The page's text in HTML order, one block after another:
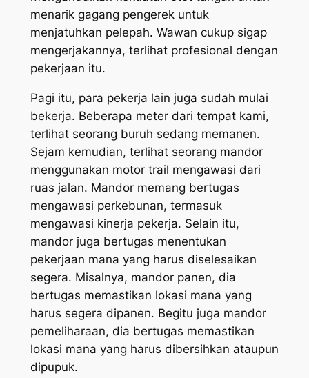
menarik gagang pengerek untuk
menjatuhkan pelepah. Wawan cukup sigap
mengerjakannya, terlihat profesional dengan
pekerjaan itu.
Pagi itu, para pekerja lain juga sudah mulai
bekerja. Beberapa meter dari tempat kami,
terlihat seorang buruh sedang memanen.
Sejam kemudian, terlihat seorang mandor
menggunakan motor trail mengawasi dari
ruas jalan. Mandor memang bertugas
mengawasi perkebunan, termasuk
mengawasi kinerja pekerja. Selain itu,
mandor juga bertugas menentukan
pekerjaan mana yang harus diselesaikan
segera. Misalnya, mandor panen, dia
bertugas memastikan lokasi mana yang
harus segera dipanen. Begitu juga mandor
pemeliharaan, dia bertugas memastikan
lokasi mana yang harus dibersihkan ataupun
dipupuk.